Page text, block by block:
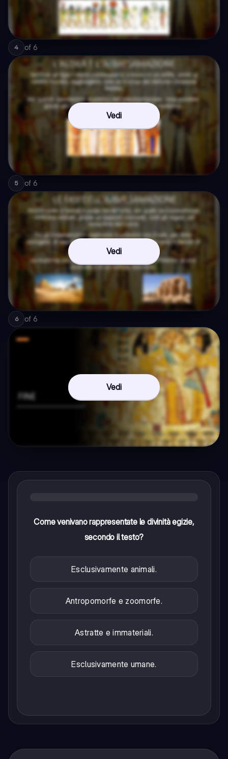
4 of 6
Vedi
5 of 6
Vedi
6 of 6
Vedi
Come venivano rappresentate le divinità egizie,
secondo il testo?
Esclusivamente animali.
Antropomorfe e zoomorfe.
Astratte e immateriali.
Esclusivamente umane.